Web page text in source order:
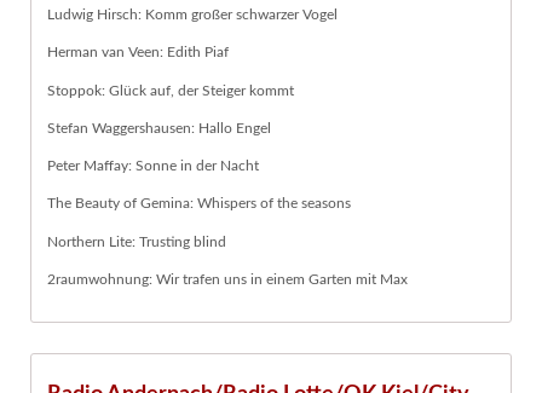
Ludwig Hirsch: Komm großer schwarzer Vogel
Herman van Veen: Edith Piaf
Stoppok: Glück auf, der Steiger kommt
Stefan Waggershausen: Hallo Engel
Peter Maffay: Sonne in der Nacht
The Beauty of Gemina: Whispers of the seasons
Northern Lite: Trusting blind
2raumwohnung: Wir trafen uns in einem Garten mit Max